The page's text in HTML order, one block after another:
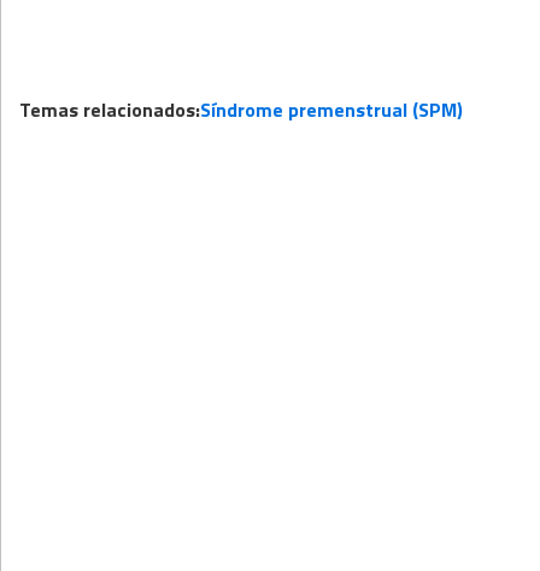
Temas relacionados:Síndrome premenstrual (SPM)